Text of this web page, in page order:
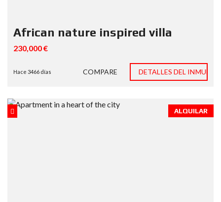
African nature inspired villa
230,000 €
Hace 3466 días COMPARE DETALLES DEL
ALQUILAR